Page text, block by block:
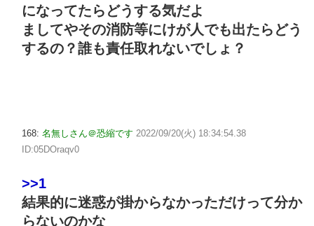
になってたらどうする気だよ
ましてやその消防等にけが人でも出たらどう
するの？誰も責任取れないでしょ？
168: 名無しさん＠恐縮です 2022/09/20(火) 18:34:54.38
ID:05DOraqv0
>>1
結果的に迷惑が掛からなかっただけって分か
らないのかな